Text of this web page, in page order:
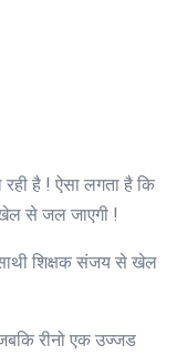
है ! ऐसा लगता है कि
से जल जाएगी !
शिक्षक संजय से खेल
रीनो एक उज्जड